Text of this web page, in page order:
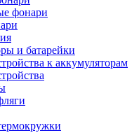
фонари
и батарейки
к аккумуляторам